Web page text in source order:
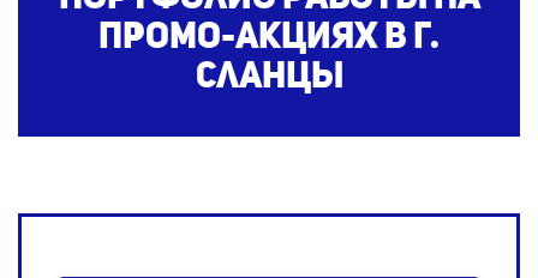
промо-акцияхв г.
Сланцы